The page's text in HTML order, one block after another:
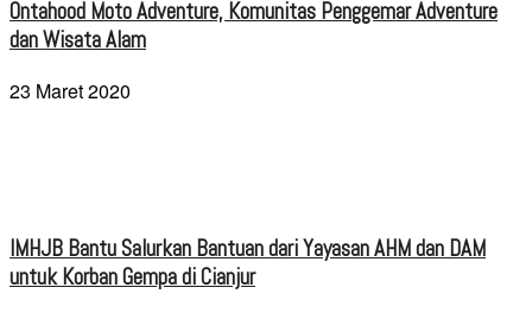
Ontahood Moto Adventure, Komunitas Penggemar Adventure
dan Wisata Alam
23 Maret 2020
IMHJB Bantu Salurkan Bantuan dari Yayasan AHM dan DAM
untuk Korban Gempa di Cianjur